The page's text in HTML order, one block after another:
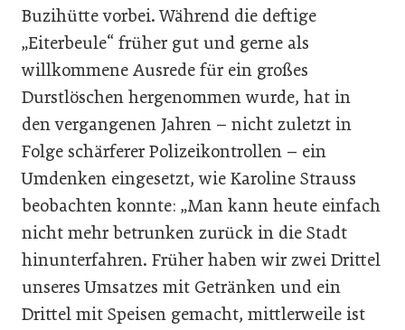
Buzihütte vorbei. Während die deftige
„Eiterbeule“ früher gut und gerne als
willkommene Ausrede für ein großes
Durstlöschen hergenommen wurde, hat in
den vergangenen Jahren – nicht zuletzt in
Folge schärferer Polizeikontrollen – ein
Umdenken eingesetzt, wie Karoline Strauss
beobachten konnte: „Man kann heute einfach
nicht mehr betrunken zurück in die Stadt
hinunterfahren. Früher haben wir zwei Drittel
unseres Umsatzes mit Getränken und ein
Drittel mit Speisen gemacht, mittlerweile ist